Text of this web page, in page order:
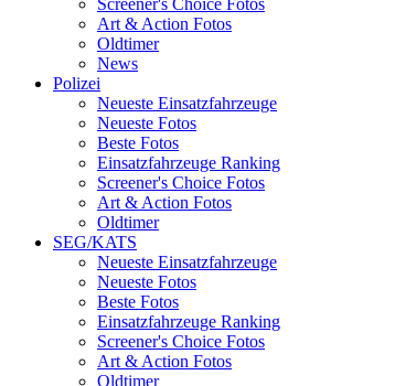
Screener's Choice Fotos
Art & Action Fotos
Oldtimer
News
Polizei
Neueste Einsatzfahrzeuge
Neueste Fotos
Beste Fotos
Einsatzfahrzeuge Ranking
Screener's Choice Fotos
Art & Action Fotos
Oldtimer
SEG/KATS
Neueste Einsatzfahrzeuge
Neueste Fotos
Beste Fotos
Einsatzfahrzeuge Ranking
Screener's Choice Fotos
Art & Action Fotos
Oldtimer